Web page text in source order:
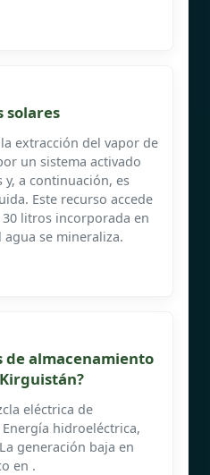
solares
extracción del vapor de
un sistema activado
y, a continuación, es
Este recurso accede
litros incorporada en
se mineraliza.
de almacenamiento
eléctrica de
hidroeléctrica,
generación baja en
en .